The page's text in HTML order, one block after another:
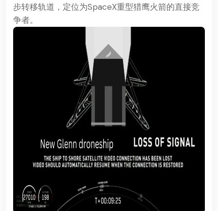
步转移轨道，定位为SpaceX重型猎鹰火箭的直接竞
争者。